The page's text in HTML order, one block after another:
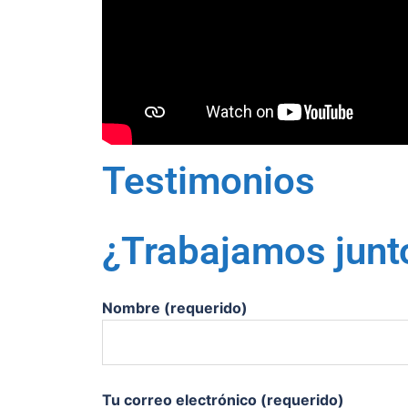
Testimonios
¿Trabajamos
Nombre (requerido)
Tu correo electrónico (requerido)